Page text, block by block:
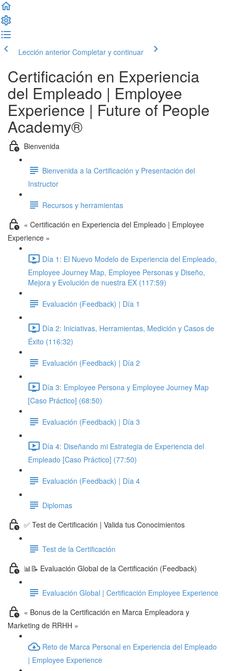
Lección anterior Completar y continuar
Certificación en Experiencia
del Empleado | Employee
Experience | Future of People
Academy®
Bienvenida
Bienvenida a la Certificación y Presentación del
Instructor
Recursos y herramientas
« Certificación en Experiencia del Empleado | Employee
Experience »
Día 1: El Nuevo Modelo de Experiencia del Empleado,
Employee Journey Map, Employee Personas y Diseño,
Mejora y Evolución de nuestra EX (117:59)
Evaluación (Feedback) | Día 1
Día 2: Iniciativas, Herramientas, Medición y Casos de
Éxito (116:32)
Evaluación (Feedback) | Día 2
Día 3: Employee Persona y Employee Journey Map
[Caso Práctico] (68:50)
Evaluación (Feedback) | Día 3
Día 4: Diseñando mi Estrategia de Experiencia del
Empleado [Caso Práctico] (77:50)
Evaluación (Feedback) | Día 4
Diplomas
✅ Test de Certificación | Valida tus Conocimientos
Test de la Certificación
📊📝 Evaluación Global de la Certificación (Feedback)
Evaluación Global | Certificación Employee Experience
« Bonus de la Certificación en Marca Empleadora y
Marketing de RRHH »
Reto de Marca Personal en Experiencia del Empleado
| Employee Experience